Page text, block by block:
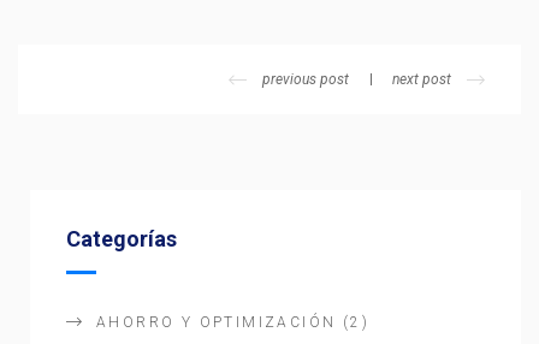
previous post next post
Categorías
AHORRO Y OPTIMIZACIÓN (2)